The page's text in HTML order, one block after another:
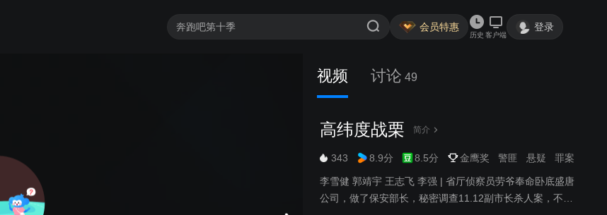
会员特惠
历史 客户端
登录
视频 讨论 49
高纬度战栗 简介
343 8.9分 8.5分 金鹰奖 警匪 悬疑 罪案
李雪健 郭靖宇 王志飞 李强 | 省厅侦察员劳爷奉命卧底盛唐
公司，做了保安部长，秘密调查11.12副市长杀人案，不料